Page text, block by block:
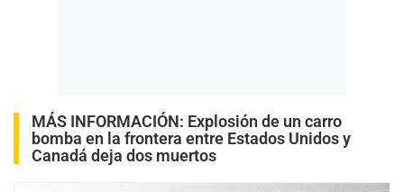
MÁS INFORMACIÓN: Explosión de un carro
bomba en la frontera entre Estados Unidos y
Canadá deja dos muertos